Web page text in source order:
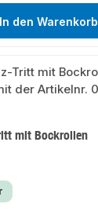
In den Warenkorb
mit Bockrollen